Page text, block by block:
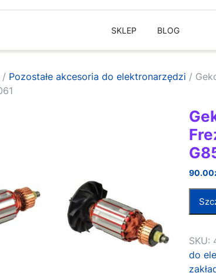
SKLEP BLOG
/ Pozostałe akcesoria do elektronarzędzi /
90.00
SKU:
do